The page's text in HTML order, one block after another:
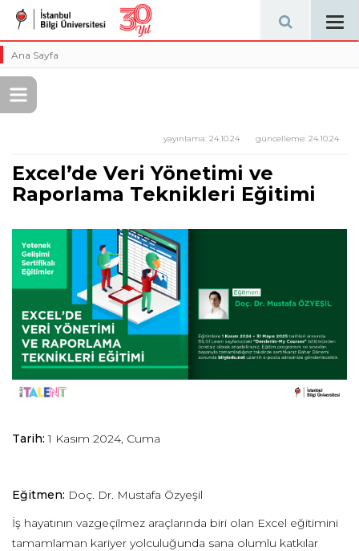
Ana Sayfa
güncelleme: 24.10.24
yayınlama: 24.10.24
Excel’de Veri Yönetimi ve
Raporlama Teknikleri Eğitimi
Tarih:1 Kasım 2024, Cuma
Eğitmen: Doç. Dr. Mustafa Özyeşil
İş hayatının vazgeçilmez araçlarında biri olan Excel eğitimini
tamamlaman kariyer yolculuğunda sana olumlu katkılar